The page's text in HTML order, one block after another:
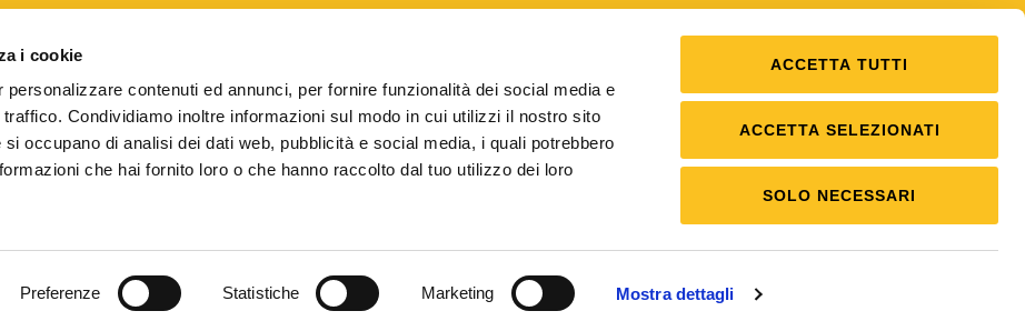
i cookie
contenuti ed annunci, per fornire funzionalità dei social media e
Condividiamo inoltre informazioni sul modo in cui utilizzi il nostro sito
occupano di analisi dei dati web, pubblicità e social media, i quali potrebbero
che hai fornito loro o che hanno raccolto dal tuo utilizzo dei loro
Preferenze Statistiche Marketing Mostra dettagli
ACCETTA TUTTI
ACCETTA SELEZIONATI
SOLO NECESSARI
ISO/IEC 25012
Modello di Qualità del dato
ISO /IEC 25024
Misure della Qualità del dato